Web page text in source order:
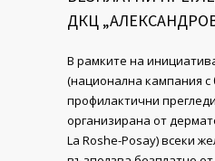
ДКЦ
В рамките на
(национална кампания с
профилактични
организирана от
La Roshe-Posay) всеки